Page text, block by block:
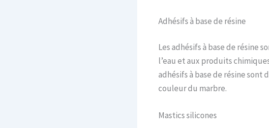
Adhésifs à base de résine
Les adhésifs à base de résine
l’eau et aux produits
adhésifs à base de résine sont
couleur du marbre.
Mastics silicones